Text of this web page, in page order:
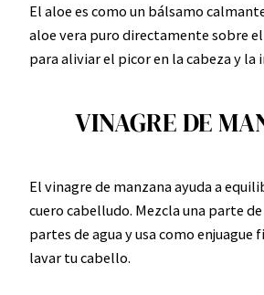
El aloe es como un bálsamo
aloe vera puro directamente sobre
para aliviar el picor en la cabeza y la
VINAGRE DE
El vinagre de manzana ayuda a
cuero cabelludo. Mezcla una parte
partes de agua y usa como enjuague
lavar tu cabello.